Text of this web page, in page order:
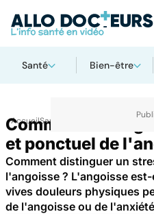
Santé Bien-être
AccueilSanté
Comment
et ponctuel de
Comment distinguer un
l'angoisse ? L'angoisse
vives douleurs physiques
de l'angoisse ou de